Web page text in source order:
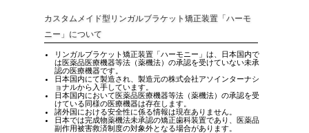
カスタムメイド型リンガルブラケット矯正装置「ハーモ
ニー」について
リンガルブラケット矯正装置「ハーモニー」は、日本国内で
は医薬品医療機器等法（薬機法）の承認を受けていない未承
認の医療機器です。
日本国内にて製造され、製造元の株式会社アソインターナシ
ョナルから入手しています。
日本国内において医薬品医療機器等法（薬機法）の承認を受
けている同様の医療機器は存在します。
諸外国における安全性に係る情報は現在ありません。
日本では完成物薬機法未承認の矯正歯科装置であり、医薬品
副作用被害救済制度の対象外となる場合があります。